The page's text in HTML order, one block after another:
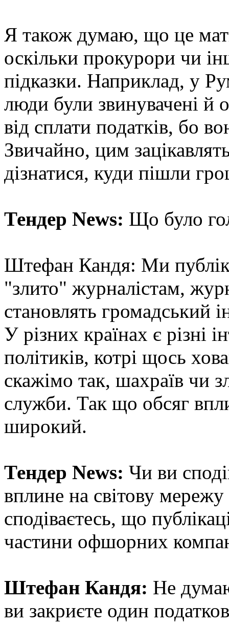
Я також думаю, що це
оскільки прокурори чи
підказки. Наприклад, у
люди були звинувачені й
від сплати податків, бо
Звичайно, цим
дізнатися, куди пішли
Тендер News: Що було
Штефан Кандя: Ми
"злито" журналістам,
становлять громадський
У різних країнах є різні
політиків, котрі щось
скажімо так, шахраїв чи
служби. Так що обсяг
широкий.
Тендер News: Чи ви
вплине на світову
сподіваєтесь, що
частини офшорних
Штефан Кандя: Не
ви закриєте один